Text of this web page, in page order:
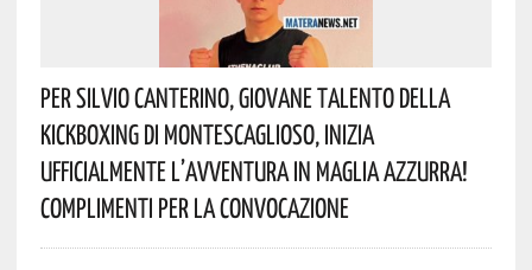
Per Silvio Canterino, Giovane Talento Della
Kickboxing Di Montescaglioso, Inizia
Ufficialmente L’avventura In Maglia Azzurra!
Complimenti Per La Convocazione